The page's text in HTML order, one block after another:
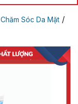
Chăm Sóc Da Mặt /